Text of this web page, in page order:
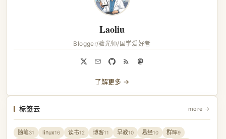
Laoliu
Blogger/验光师/国学爱好者
了解更多 →
标签云 more →
随笔31 linux16 读书12 博客11 早教10 易经10 群晖9